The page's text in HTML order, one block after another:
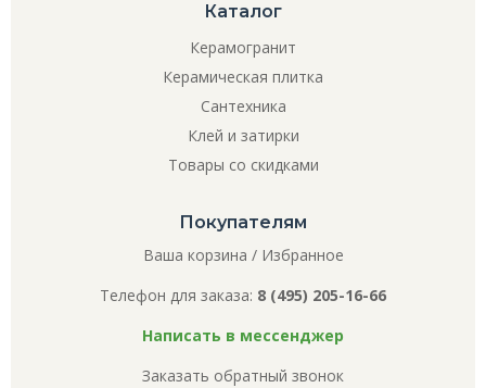
Каталог
Керамогранит
Керамическая плитка
Сантехника
Клей и затирки
Товары со скидками
Покупателям
Ваша корзина / Избранное
Телефон для заказа: 8 (495) 205-16-66
Написать в мессенджер
Заказать обратный звонок